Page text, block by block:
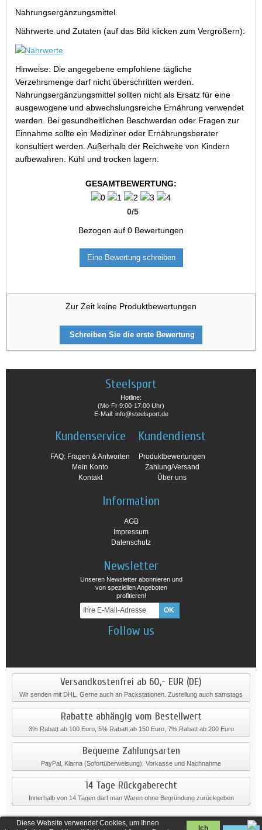
Diese Website verwendet Cookies, um Ihnen
Ich
Nahrungsergänzungsmittel.
Nährwerte und Zutaten (auf das Bild klicken zum Vergrößern):
Hinweise: Die angegebene empfohlene tägliche
Verzehrsmenge darf nicht überschritten werden.
Nahrungsergänzungsmittel sollten nicht als Ersatz für eine
ausgewogene und abwechslungsreiche Ernährung verwendet
werden. Bei gesundheitlichen Beschwerden oder Fragen zur
Einnahme sollte ein Mediziner oder Ernährungsberater
konsultiert werden. Außerhalb der Reichweite von Kindern
aufbewahren. Kühl und trocken lagern.
GESAMTBEWERTUNG:
0/5
Bezogen auf 0 Bewertungen
Eine Bewertung schreiben
Zur Zeit keine Produktbewertungen
Schreiben Sie die erste Bewertung
Steelsport
Hotline:
(Mo-Fr 9:00-17:00 Uhr)
E-Mail: info@steelsport.de
Kundenservice
FAQ: Fragen & Antworten
Mein Konto
Kontakt
Kundendienst
Produktbewertungen
Zahlung/Versand
Über uns
Information
AGB
Impressum
Datenschutz
Newsletter
Unseren Newsletter abonnieren und
von speziellen Angeboten
profitieren!
Follow us
Versandkostenfrei ab 60,- EUR (DE)
Wir senden mit DHL. Gerne auch an Packstationen. Zustellung auch samstags
Rabatte abhängig vom Bestellwert
3% Rabatt ab 100 Euro, 5% Rabatt ab 150 Euro, 7% Rabatt ab 200 Euro
Bequeme Zahlungsarten
PayPal, Klarna (Sofortüberweisung), Vorkasse und Nachnahme
14 Tage Rückgaberecht
Innerhalb von 14 Tagen darf man Waren ohne Begründung zurückgeben